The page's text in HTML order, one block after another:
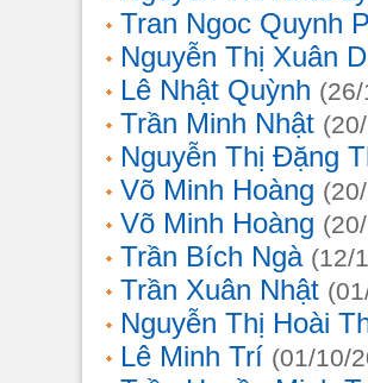
Tran Ngoc Quynh
Nguyễn Thị Xuân
Lê Nhật Quỳnh
Trần Minh Nhật
Nguyễn Thị Đặng
Võ Minh Hoàng
Võ Minh Hoàng
Trần Bích Ngà (12/
Trần Xuân Nhật
Nguyễn Thị Hoài
Lê Minh Trí (01/10/